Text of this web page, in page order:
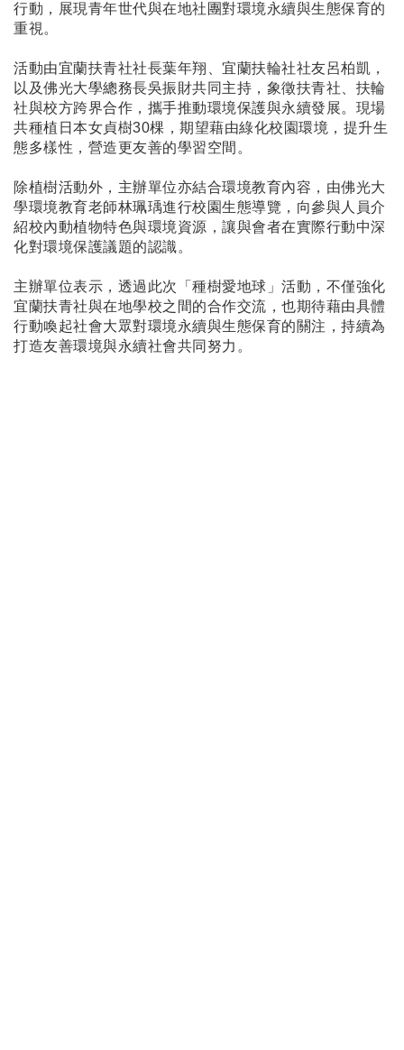
行動，展現青年世代與在地社團對環境永續與生態保育的
重視。
活動由宜蘭扶青社社長葉年翔、宜蘭扶輪社社友呂柏凱，
以及佛光大學總務長吳振財共同主持，象徵扶青社、扶輪
社與校方跨界合作，攜手推動環境保護與永續發展。現場
共種植日本女貞樹30棵，期望藉由綠化校園環境，提升生
態多樣性，營造更友善的學習空間。
除植樹活動外，主辦單位亦結合環境教育內容，由佛光大
學環境教育老師林珮瑀進行校園生態導覽，向參與人員介
紹校內動植物特色與環境資源，讓與會者在實際行動中深
化對環境保護議題的認識。
主辦單位表示，透過此次「種樹愛地球」活動，不僅強化
宜蘭扶青社與在地學校之間的合作交流，也期待藉由具體
行動喚起社會大眾對環境永續與生態保育的關注，持續為
打造友善環境與永續社會共同努力。